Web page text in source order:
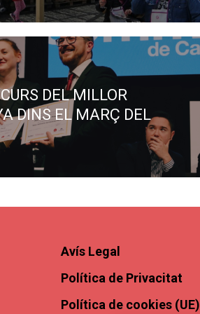
DEL MILLOR
DINS EL MARÇ DEL
Avís Legal
Política de Privacitat
Política de cookies (UE)